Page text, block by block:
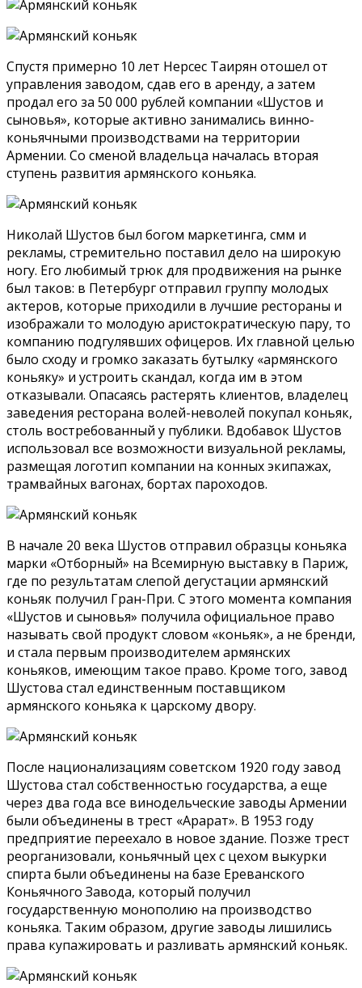
Спустя примерно 10 лет Нерсес Таирян отошел от
управления заводом, сдав его в аренду, а затем
продал его за 50 000 рублей компании «Шустов и
сыновья», которые активно занимались винно-
коньячными производствами на территории
Армении. Со сменой владельца началась вторая
ступень развития армянского коньяка.
Николай Шустов был богом маркетинга, смм и
рекламы, стремительно поставил дело на широкую
ногу. Его любимый трюк для продвижения на рынке
был таков: в Петербург отправил группу молодых
актеров, которые приходили в лучшие рестораны и
изображали то молодую аристократическую пару, то
компанию подгулявших офицеров. Их главной целью
было сходу и громко заказать бутылку «армянского
коньяку» и устроить скандал, когда им в этом
отказывали. Опасаясь растерять клиентов, владелец
заведения ресторана волей-неволей покупал коньяк,
столь востребованный у публики. Вдобавок Шустов
использовал все возможности визуальной рекламы,
размещая логотип компании на конных экипажах,
трамвайных вагонах, бортах пароходов.
В начале 20 века Шустов отправил образцы коньяка
марки «Отборный» на Всемирную выставку в Париж,
где по результатам слепой дегустации армянский
коньяк получил Гран-При. С этого момента компания
«Шустов и сыновья» получила официальное право
называть свой продукт словом «коньяк», а не бренди,
и стала первым производителем армянских
коньяков, имеющим такое право. Кроме того, завод
Шустова стал единственным поставщиком
армянского коньяка к царскому двору.
После национализациям советском 1920 году завод
Шустова стал собственностью государства, а еще
через два года все винодельческие заводы Армении
были объединены в трест «Арарат». В 1953 году
предприятие переехало в новое здание. Позже трест
реорганизовали, коньячный цех с цехом выкурки
спирта были объединены на базе Ереванского
Коньячного Завода, который получил
государственную монополию на производство
коньяка. Таким образом, другие заводы лишились
права купажировать и разливать армянский коньяк.